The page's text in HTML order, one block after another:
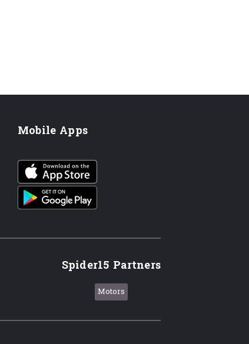
Mobile Apps
iOS app
Android App
Spider15 Partners
Motors